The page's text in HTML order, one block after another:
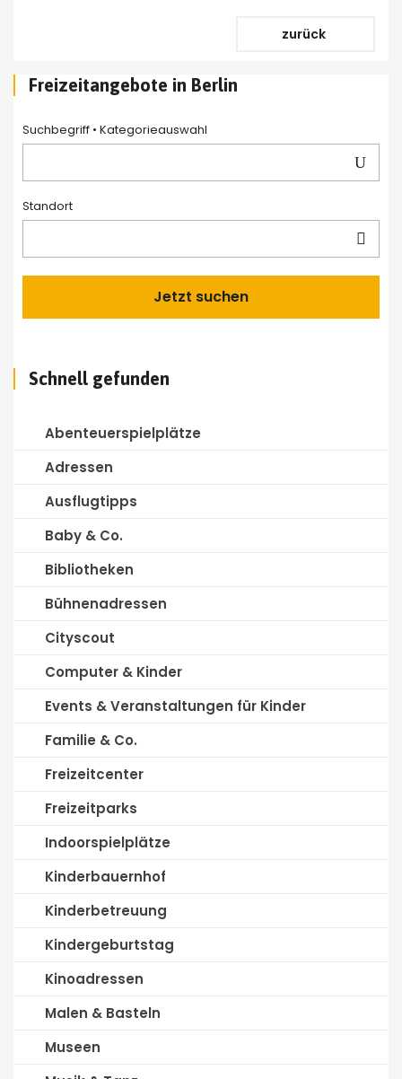
zurück
Freizeitangebote in Berlin
Suchbegriff • Kategorieauswahl
Standort
Schnell gefunden
Abenteuerspielplätze
Adressen
Ausflugtipps
Baby & Co.
Bibliotheken
Bühnenadressen
Cityscout
Computer & Kinder
Events & Veranstaltungen für Kinder
Familie & Co.
Freizeitcenter
Freizeitparks
Indoorspielplätze
Kinderbauernhof
Kinderbetreuung
Kindergeburtstag
Kinoadressen
Malen & Basteln
Museen